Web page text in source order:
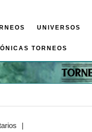
UNIVERSOS
TORNEOS
|